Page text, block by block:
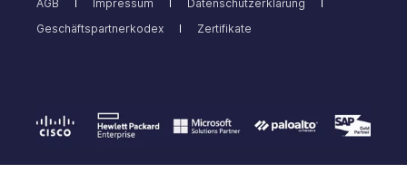
AGB Impressum
Datenschutzerklärung
Geschäftspartnerkodex
Zertifikate